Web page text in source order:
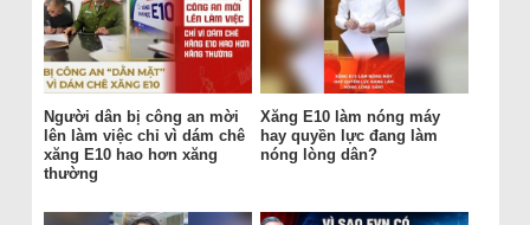
Người dân bị công an mời
lên làm việc chỉ vì dám chê
xăng E10 hao hơn xăng
thường
Xăng E10 làm nóng máy
hay quyền lực đang làm
nóng lòng dân?